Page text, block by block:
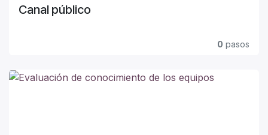
Canal público
0 pasos